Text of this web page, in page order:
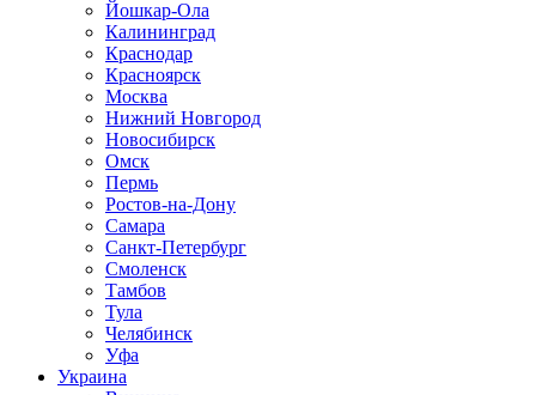
Йошкар-Ола
Калининград
Краснодар
Красноярск
Москва
Нижний Новгород
Новосибирск
Омск
Пермь
Ростов-на-Дону
Самара
Санкт-Петербург
Смоленск
Тамбов
Тула
Челябинск
Уфа
Украина